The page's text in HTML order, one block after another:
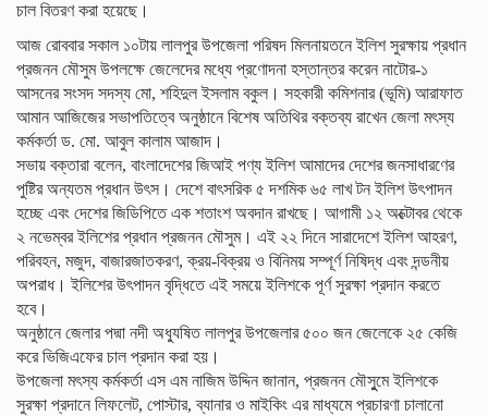
চাল বিতরণ করা হয়েছে।
আজ রোববার সকাল ১০টায় লালপুর উপজেলা পরিষদ মিলনায়তনে ইলিশ সুরক্ষায় প্রধান
প্রজনন মৌসুম উপলক্ষে জেলেদের মধ্যে প্রণোদনা হস্তান্তর করেন নাটোর-১
আসনের সংসদ সদস্য মো, শহিদুল ইসলাম বকুল। সহকারী কমিশনার (ভূমি) আরাফাত
আমান আজিজের সভাপতিত্বে অনুষ্ঠানে বিশেষ অতিথির বক্তব্য রাখেন জেলা মৎস্য
কর্মকর্তা ড. মো. আবুল কালাম আজাদ।
সভায় বক্তারা বলেন, বাংলাদেশের জিআই পণ্য ইলিশ আমাদের দেশের জনসাধারণের
পুষ্টির অন্যতম প্রধান উৎস। দেশে বাৎসরিক ৫ দশমিক ৬৫ লাখ টন ইলিশ উৎপাদন
হচ্ছে এবং দেশের জিডিপিতে এক শতাংশ অবদান রাখছে। আগামী ১২ অক্টোবর থেকে
২ নভেম্বর ইলিশের প্রধান প্রজনন মৌসুম। এই ২২ দিনে সারাদেশে ইলিশ আহরণ,
পরিবহন, মজুদ, বাজারজাতকরণ, ক্রয়-বিক্রয় ও বিনিময় সম্পূর্ণ নিষিদ্ধ এবং দন্ডনীয়
অপরাধ। ইলিশের উৎপাদন বৃদ্ধিতে এই সময়ে ইলিশকে পূর্ণ সুরক্ষা প্রদান করতে
হবে।
অনুষ্ঠানে জেলার পদ্মা নদী অধ্যুষিত লালপুর উপজেলার ৫০০ জন জেলেকে ২৫ কেজি
করে ভিজিএফের চাল প্রদান করা হয়।
উপজেলা মৎস্য কর্মকর্তা এস এম নাজিম উদ্দিন জানান, প্রজনন মৌসুুমে ইলিশকে
সুরক্ষা প্রদানে লিফলেট, পোস্টার, ব্যানার ও মাইকিং এর মাধ্যমে প্রচারণা চালানো